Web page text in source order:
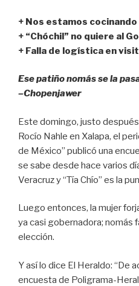
e
b
o
o
k
er
s
A
p
p
+ Nos estamos
+ “Chóchil” no quiere al
+ Falla de logística en
Ese patiño nomás se la
–Chopenjawer
Este domingo, justo
Rocío Nahle en Xalapa, el
de México” publicó una
se sabe desde hace varios
Veracruz y “Tía Chío” es la
Luego entonces, la mujer
ya casi gobernadora; nomás
elección.
Y así lo dice El Heraldo: “De
encuesta de Poligrama-